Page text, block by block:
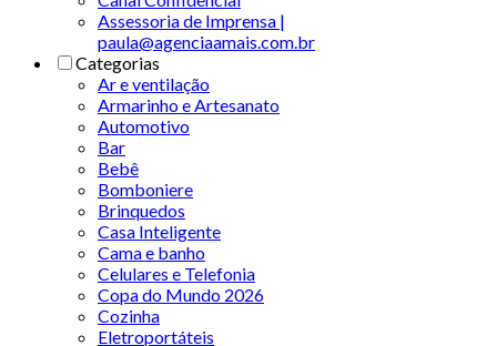
Assessoria de Imprensa |
paula@agenciaamais.com.br
Categorias
Ar e ventilação
Armarinho e Artesanato
Automotivo
Bar
Bebê
Bomboniere
Brinquedos
Casa Inteligente
Cama e banho
Celulares e Telefonia
Copa do Mundo 2026
Cozinha
Eletroportáteis